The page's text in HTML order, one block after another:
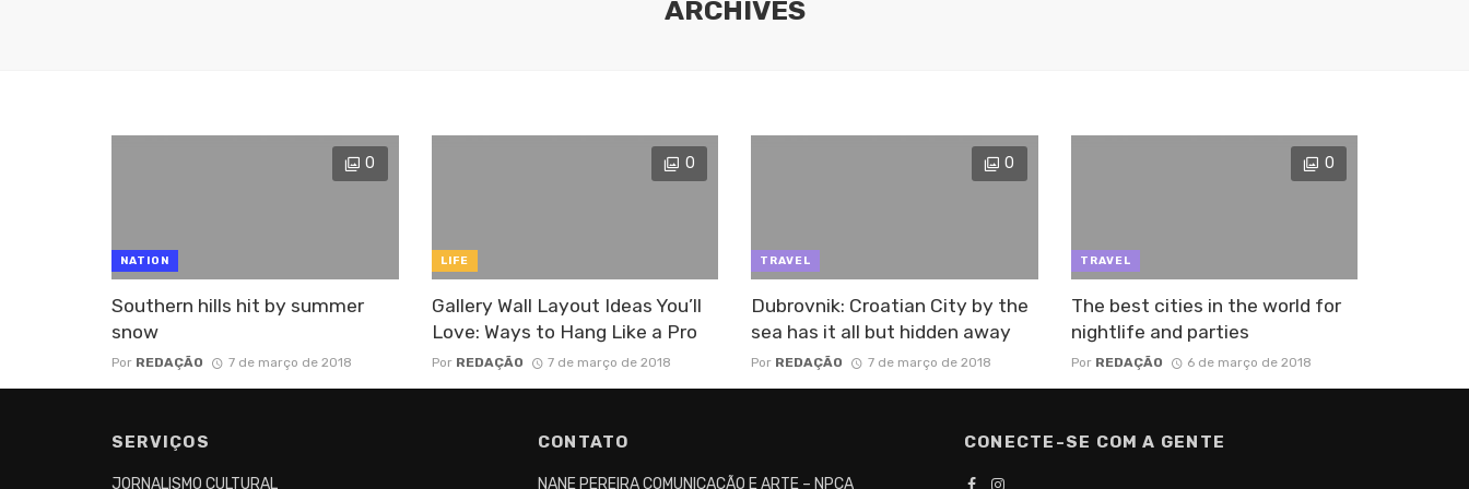
ARCHIVES
0
NATION
Southern hills hit by summer
snow
Por REDAÇÃO 7 de março de 2018
0
LIFE
Gallery Wall Layout Ideas You’ll
Love: Ways to Hang Like a Pro
Por REDAÇÃO 7 de março de 2018
0
TRAVEL
Dubrovnik: Croatian City by the
sea has it all but hidden away
Por REDAÇÃO 7 de março de 2018
0
TRAVEL
The best cities in the world for
nightlife and parties
Por REDAÇÃO 6 de março de 2018
SERVIÇOS
JORNALISMO CULTURAL
CONTATO
NANE PEREIRA COMUNICAÇÃO E ARTE – NPCA
CONECTE-SE COM A GENTE